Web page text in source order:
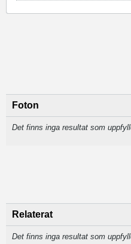
Foton
Det finns inga resultat som
Relaterat
Det finns inga resultat som